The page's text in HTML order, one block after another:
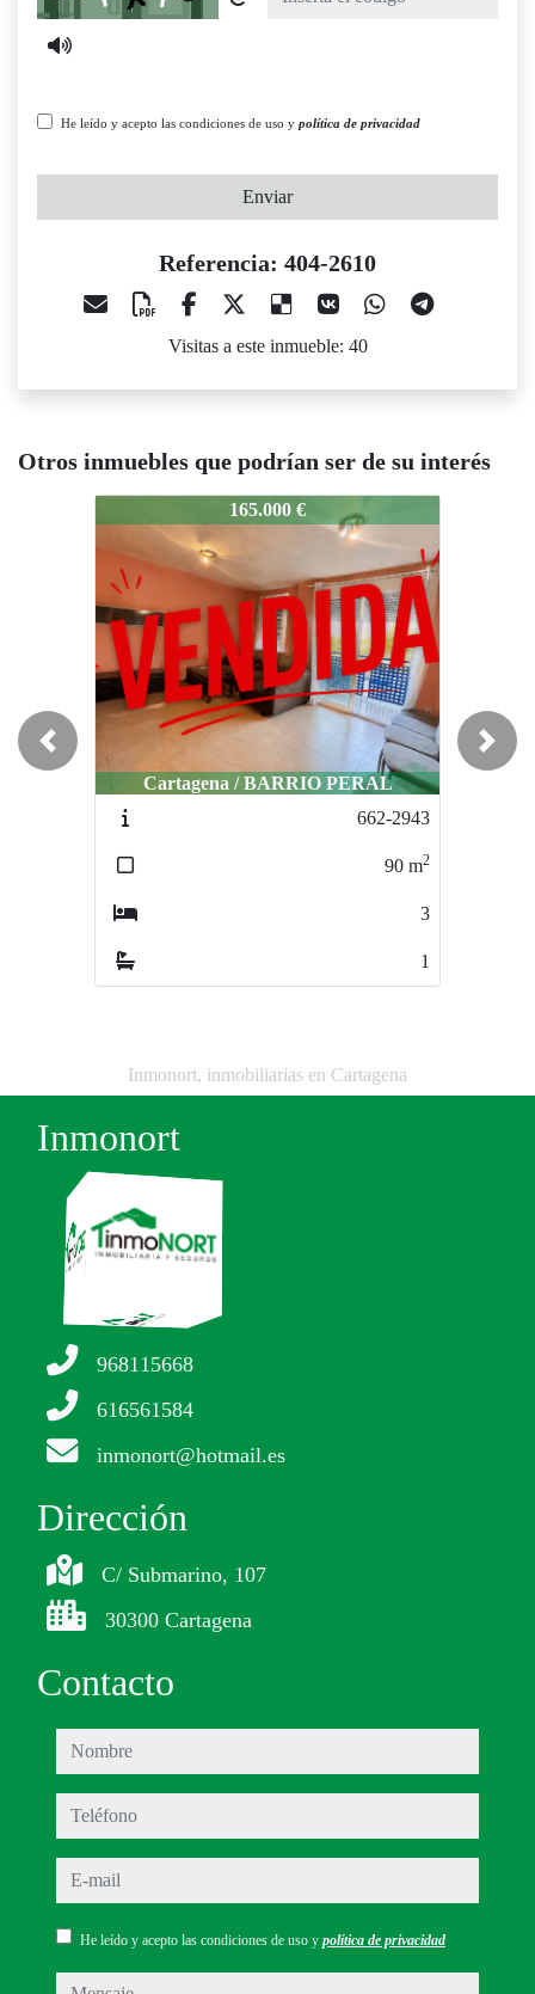
He leído y acepto las condiciones de uso y política de privacidad
Enviar
Referencia: 404-2610
Visitas a este inmueble: 40
Otros inmuebles que podrían ser de su interés
Cartagena / BARRIO PERAL
195.000 €
Cartagena / LOS DOLORES
V-2349
67m
Previous Next
Inmonort, inmobiliarias en Cartagena
Inmonort
968115668
616561584
inmonort@hotmail.es
Dirección
C/ Submarino, 107
30300 Cartagena
Contacto
nombre
teléfono
e-mail
He leído y acepto las condiciones de uso y política de privacidad
mensaje